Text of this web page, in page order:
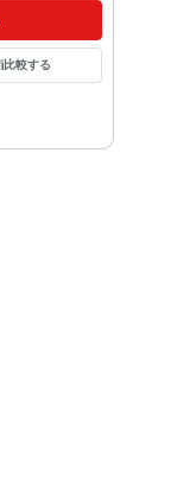
比較する